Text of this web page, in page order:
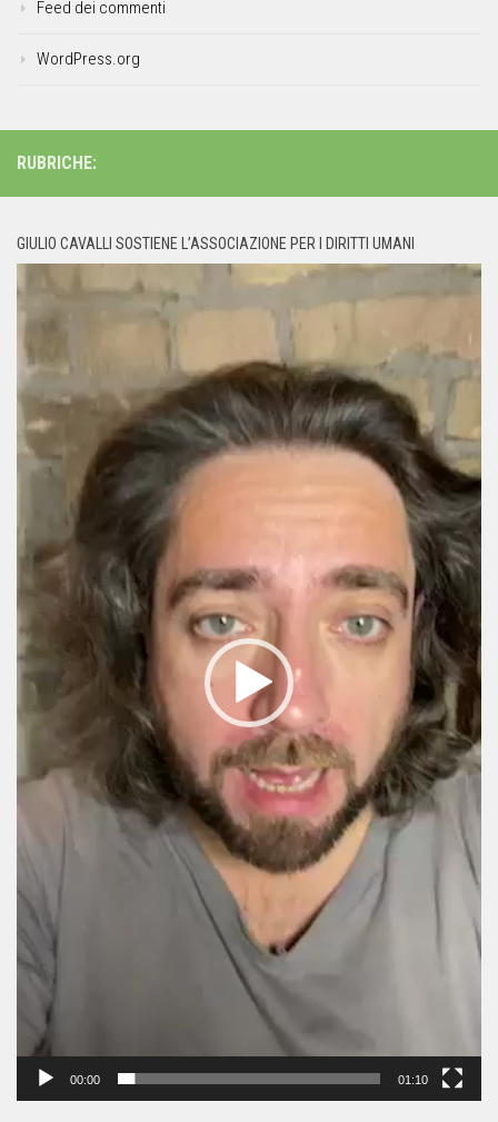
Feed dei commenti
WordPress.org
RUBRICHE:
GIULIO CAVALLI SOSTIENE L’ASSOCIAZIONE PER I DIRITTI UMANI
00:00 01:10